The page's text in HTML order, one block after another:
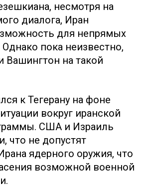
несмотря на
диалога, Иран
для непрямых
пока неизвестно,
Вашингтон на такой
к Тегерану на фоне
вокруг иранской
США и Израиль
что не допустят
ядерного оружия, что
возможной военной